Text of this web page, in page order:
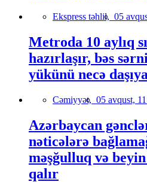
Ekspress təhlil, 05
Metroda 10 aylıq
hazırlaşır, bəs
yükünü necə
Cəmiyyət, 05 avqust,
Azərbaycan
nəticələrə
məşğulluq və
qalır